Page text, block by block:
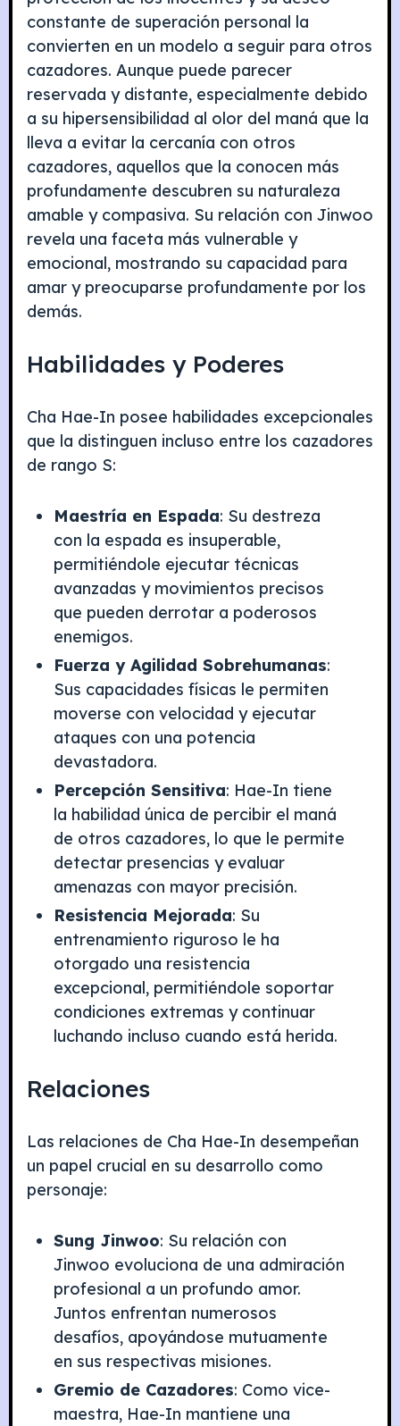
constante de superación personal la
convierten en un modelo a seguir para otros
cazadores. Aunque puede parecer
reservada y distante, especialmente debido
a su hipersensibilidad al olor del maná que la
lleva a evitar la cercanía con otros
cazadores, aquellos que la conocen más
profundamente descubren su naturaleza
amable y compasiva. Su relación con Jinwoo
revela una faceta más vulnerable y
emocional, mostrando su capacidad para
amar y preocuparse profundamente por los
demás.
Habilidades y Poderes
Cha Hae-In posee habilidades excepcionales
que la distinguen incluso entre los cazadores
de rango S:
Maestría en Espada: Su destreza
con la espada es insuperable,
permitiéndole ejecutar técnicas
avanzadas y movimientos precisos
que pueden derrotar a poderosos
enemigos.
Fuerza y Agilidad Sobrehumanas:
Sus capacidades físicas le permiten
moverse con velocidad y ejecutar
ataques con una potencia
devastadora.
Percepción Sensitiva: Hae-In tiene
la habilidad única de percibir el maná
de otros cazadores, lo que le permite
detectar presencias y evaluar
amenazas con mayor precisión.
Resistencia Mejorada: Su
entrenamiento riguroso le ha
otorgado una resistencia
excepcional, permitiéndole soportar
condiciones extremas y continuar
luchando incluso cuando está herida.
Relaciones
Las relaciones de Cha Hae-In desempeñan
un papel crucial en su desarrollo como
personaje:
Sung Jinwoo: Su relación con
Jinwoo evoluciona de una admiración
profesional a un profundo amor.
Juntos enfrentan numerosos
desafíos, apoyándose mutuamente
en sus respectivas misiones.
Gremio de Cazadores: Como vice-
maestra, Hae-In mantiene una